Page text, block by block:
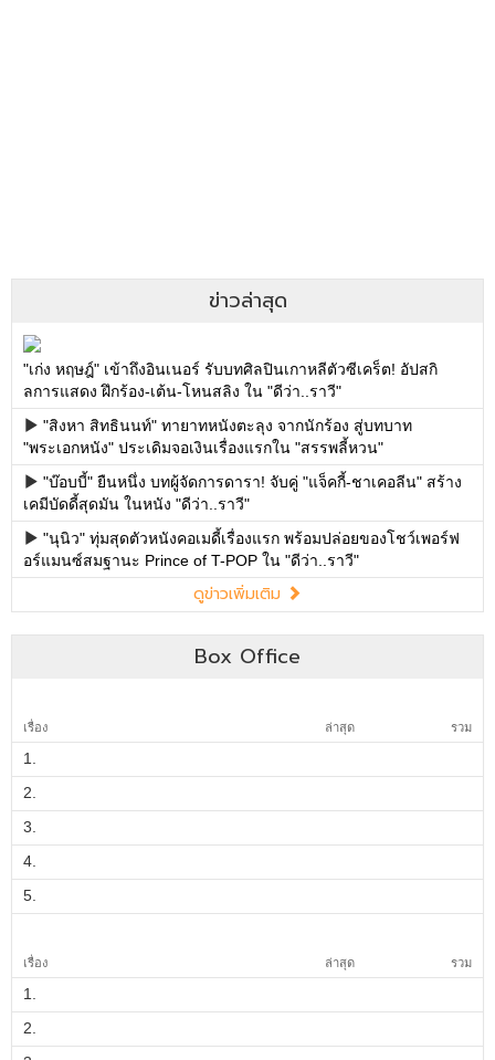
ข่าวล่าสุด
"เก่ง หฤษฎ์" เข้าถึงอินเนอร์ รับบทศิลปินเกาหลีตัวซีเคร็ต! อัปสกิ
ลการแสดง ฝึกร้อง-เต้น-โหนสลิง ใน "ดีว่า..ราวี"
"สิงหา สิทธินนท์" ทายาทหนังตะลุง จากนักร้อง สู่บทบาท
"พระเอกหนัง" ประเดิมจอเงินเรื่องแรกใน "สรรพลี้หวน"
"บ๊อบบี้" ยืนหนึ่ง บทผู้จัดการดารา! จับคู่ "แจ็คกี้-ชาเคอลีน" สร้าง
เคมีบัดดี้สุดมัน ในหนัง "ดีว่า..ราวี"
"นุนิว" ทุ่มสุดตัวหนังคอเมดี้เรื่องแรก พร้อมปล่อยของโชว์เพอร์ฟ
อร์แมนซ์สมฐานะ Prince of T-POP ใน "ดีว่า..ราวี"
ดูข่าวเพิ่มเติม
Box Office
เรื่อง ล่าสุด รวม
1.
2.
3.
4.
5.
เรื่อง ล่าสุด รวม
1.
2.